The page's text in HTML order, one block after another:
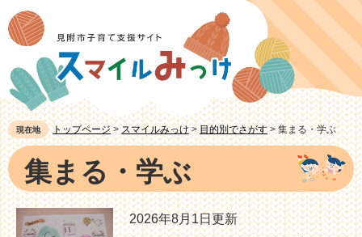
ー
の
先
頭
で
す。
ニ
ー
を
飛
ば
し
て
本
文
現在地 トップページ >スマイルみっけ >目的別でさがす>集まる・学ぶ
本
文
集まる・学ぶ
2026年8月1日更新